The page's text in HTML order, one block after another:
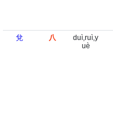
兌
八
duì,ruì,y
uè